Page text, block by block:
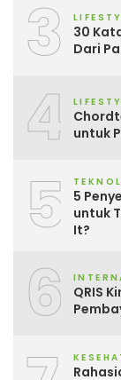
3
30
Dari
4
untuk
5
5
untuk
It?
6
QRIS